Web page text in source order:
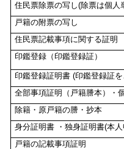
住民票除票の写し(除票は個人
戸籍の附票の写し
住民票記載事項に関する証明
印鑑登録（印鑑登録証）
印鑑登録証明書 (印鑑登録証
全部事項証明（戸籍謄本）・
除籍・原戸籍の謄・抄本
身分証明書 ・独身証明書(本
戸籍の記載事項証明